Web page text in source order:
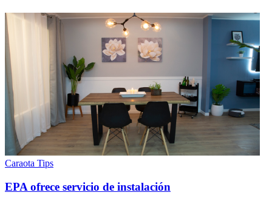
Caraota Tips
EPA ofrece servicio de instalación